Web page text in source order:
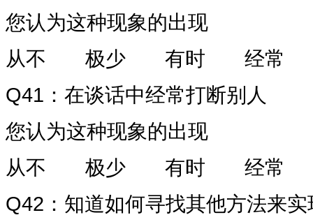
您认为这种现象的出现
从不
极少 有时
经常
Q41 ：在谈话中经常打断别人
您认为这种现象的出现
从不
极少 有时
经常
Q42 ：知道如何寻找其他方法来